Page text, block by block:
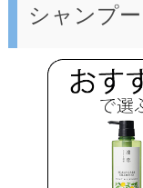
メール(非公開)*
次回のコメント
シャンプ